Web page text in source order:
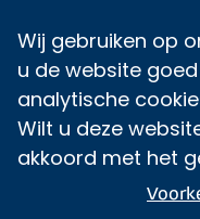
Wij gebruiken op
u de website
analytische
Wilt u deze
akkoord met het